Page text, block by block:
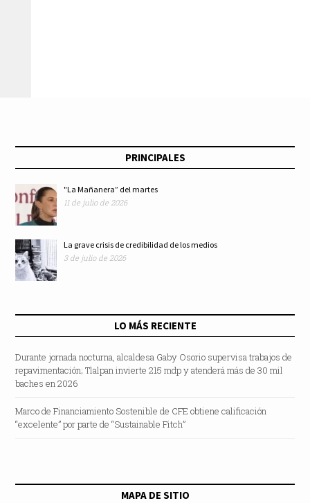
PRINCIPALES
"La Mañanera” del martes
11 de julio de 2026
La grave crisis de credibilidad de los medios
3 de julio de 2026
LO MÁS RECIENTE
Durante jornada nocturna, alcaldesa Gaby Osorio supervisa trabajos de
repavimentación; Tlalpan invierte 215 mdp y atenderá más de 30 mil
baches en 2026
Marco de Financiamiento Sostenible de CFE obtiene calificación
“excelente” por parte de “Sustainable Fitch”
MAPA DE SITIO